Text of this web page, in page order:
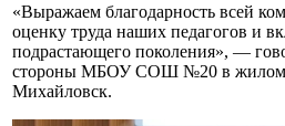
«Выражаем благодарность всей
оценку труда наших педагогов и
подрастающего поколения», —
стороны МБОУ СОШ №20 в жилом
Михайловск.